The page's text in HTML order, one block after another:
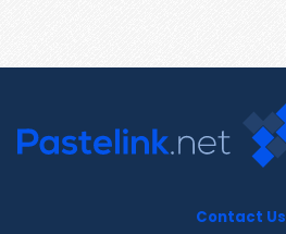
Contact Us